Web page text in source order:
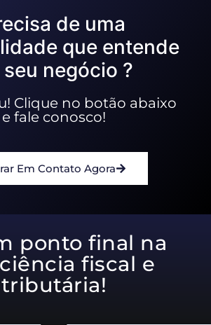
de uma
que entende
negócio ?
Clique no botão abaixo
e fale conosco!
Em Contato Agora
ponto final na
fiscal e
tributária!